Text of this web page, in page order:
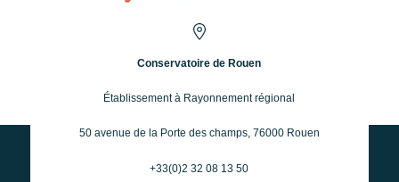
Conservatoire de Rouen
Établissement à Rayonnement régional
50 avenue de la Porte des champs, 76000 Rouen
+33(0)2 32 08 13 50